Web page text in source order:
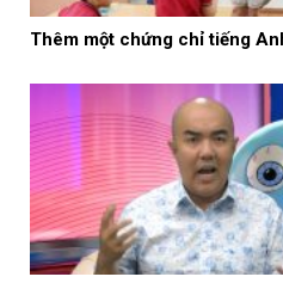
Thêm một chứng chỉ tiếng